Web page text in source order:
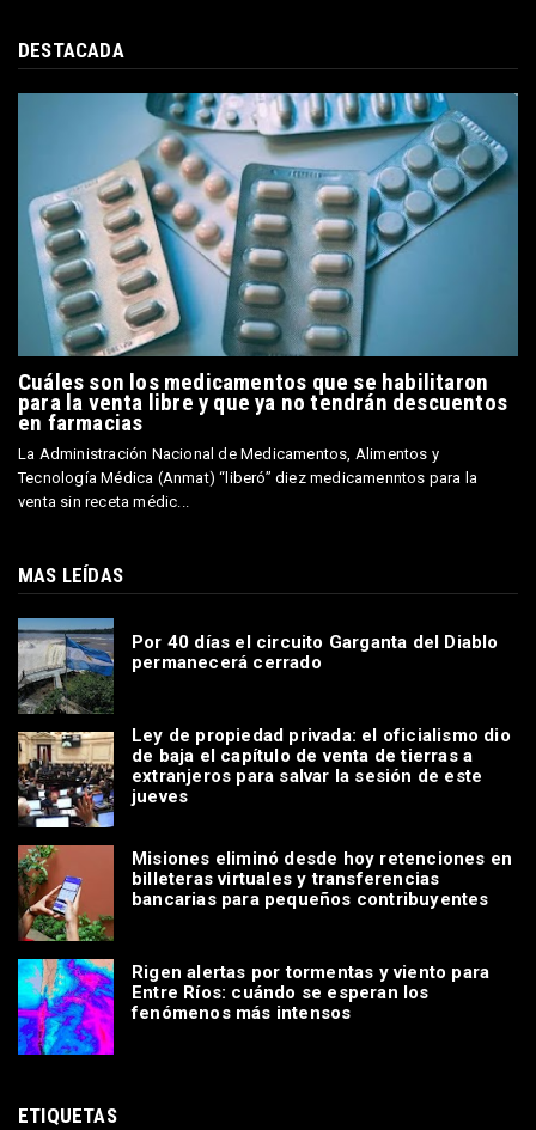
DESTACADA
Cuáles son los medicamentos que se habilitaron
para la venta libre y que ya no tendrán descuentos
en farmacias
La Administración Nacional de Medicamentos, Alimentos y
Tecnología Médica (Anmat) “liberó” diez medicamenntos para la
venta sin receta médic...
MAS LEÍDAS
Por 40 días el circuito Garganta del Diablo
permanecerá cerrado
Ley de propiedad privada: el oficialismo dio
de baja el capítulo de venta de tierras a
extranjeros para salvar la sesión de este
jueves
Misiones eliminó desde hoy retenciones en
billeteras virtuales y transferencias
bancarias para pequeños contribuyentes
Rigen alertas por tormentas y viento para
Entre Ríos: cuándo se esperan los
fenómenos más intensos
ETIQUETAS